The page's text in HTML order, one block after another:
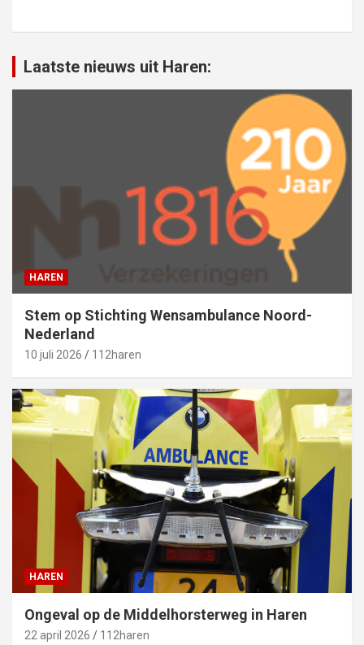
Laatste nieuws uit Haren:
HAREN
Stem op Stichting Wensambulance Noord-
Nederland
10 juli 2026 112haren
HAREN
Ongeval op de Middelhorsterweg in Haren
22 april 2026 112haren